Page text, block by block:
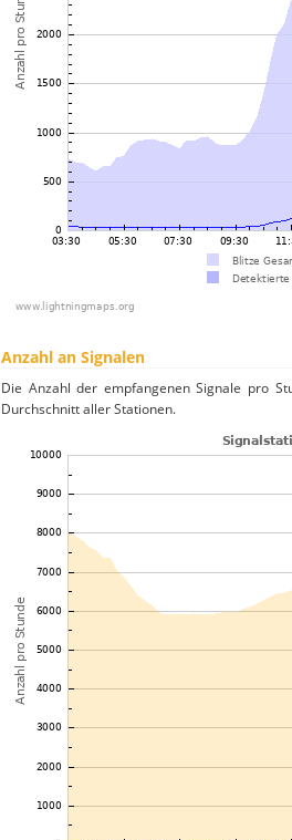
Anzahl an Signalen
Die Anzahl der empfangenen Signale pro
Durchschnitt aller Stationen.